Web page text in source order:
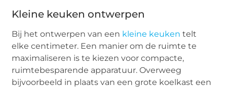
Kleine keuken ontwerpen
Bij het ontwerpen van een kleine keuken telt
elke centimeter. Een manier om de ruimte te
maximaliseren is te kiezen voor compacte,
ruimtebesparende apparatuur. Overweeg
bijvoorbeeld in plaats van een grote koelkast een